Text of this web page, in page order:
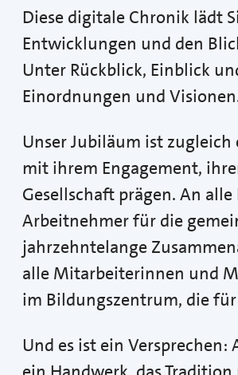
Diese digitale Chronik lädt
Entwicklungen und den
Unter Rückblick, Einblick
Einordnungen und
Unser Jubiläum ist
mit ihrem Engagement,
Gesellschaft prägen. An
Arbeitnehmer für die
jahrzehntelange
alle Mitarbeiterinnen und
im Bildungszentrum, die
Und es ist ein